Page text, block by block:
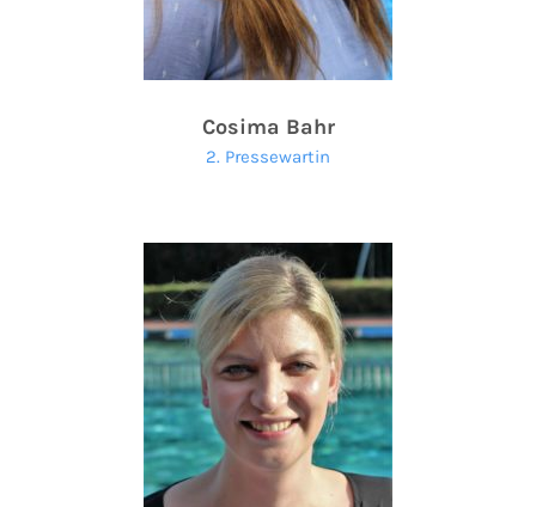
Cosima Bahr
2. Pressewartin